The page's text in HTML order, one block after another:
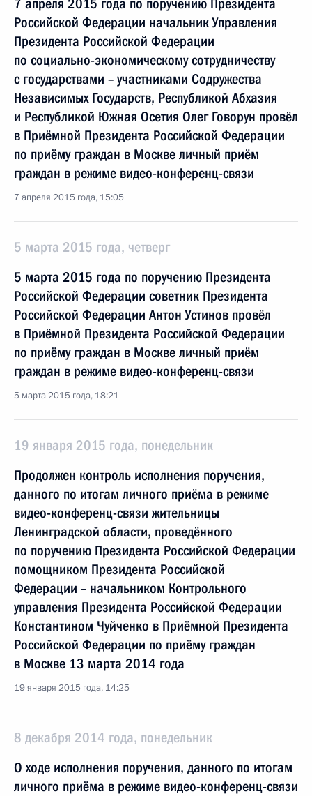
7 апреля 2015 года по поручению Президента
Российской Федерации начальник Управления
Президента Российской Федерации
по социально-экономическому сотрудничеству
с государствами – участниками Содружества
Независимых Государств, Республикой Абхазия
и Республикой Южная Осетия Олег Говорун провёл
в Приёмной Президента Российской Федерации
по приёму граждан в Москве личный приём
граждан в режиме видео-конференц-связи
7 апреля 2015 года, 15:05
5 марта 2015 года, четверг
5 марта 2015 года по поручению Президента
Российской Федерации советник Президента
Российской Федерации Антон Устинов провёл
в Приёмной Президента Российской Федерации
по приёму граждан в Москве личный приём
граждан в режиме видео-конференц-связи
5 марта 2015 года, 18:21
19 января 2015 года, понедельник
Продолжен контроль исполнения поручения,
данного по итогам личного приёма в режиме
видео-конференц-связи жительницы
Ленинградской области, проведённого
по поручению Президента Российской Федерации
помощником Президента Российской
Федерации – начальником Контрольного
управления Президента Российской Федерации
Константином Чуйченко в Приёмной Президента
Российской Федерации по приёму граждан
в Москве 13 марта 2014 года
19 января 2015 года, 14:25
8 декабря 2014 года, понедельник
О ходе исполнения поручения, данного по итогам
личного приёма в режиме видео-конференц-связи